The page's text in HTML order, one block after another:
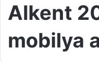
Alkent
mobilya